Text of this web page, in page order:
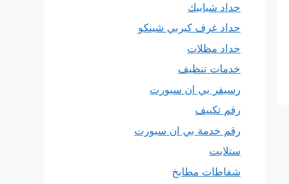
حداد شبابيك
حداد غرف كيربي شينكو
حداد مظلات
خدمات تنظيف
رسيفر بي ان سبورت
رقم تكييف
رقم خدمة بي ان سبورت
ستلايت
شفاطات مطابخ